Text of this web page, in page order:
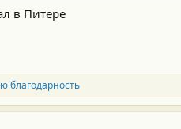
в Питере
благодарность